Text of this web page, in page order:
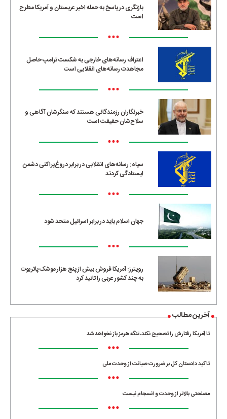
بازنگری در پاسخ به حمله اخیر عربستان و آمریکا مطرح
است
•••
اعتراف رسانه‌های خارجی به شکست ترامپ حاصل
مجاهدت رسانه‌های انقلابی است
•••
خبرنگاران رزمندگانی هستند که سنگرشان آگاهی و
سلاح‌شان حقیقت است
•••
سپاه: رسانه‌های انقلابی در برابر دروغ‌پراکنی دشمن
ایستادگی کردند
•••
جهان اسلام باید در برابر اسرائیل متحد شود
•••
رویترز: آمریکا فروش بیش از پنج هزار موشک پاتریوت
به چند کشور عربی را تائید کرد
آخرین مطالب
تا آمریکا رفتارش را تصحیح نکند، تنگه هرمز باز نخواهد شد
•••
تاکید دادستان کل بر ضرورت صیانت از وحدت ملی
•••
مصلحتی بالاتر از وحدت و انسجام نیست
•••